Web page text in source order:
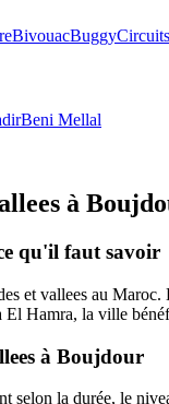
BivouacBuggy
Beni Mellal
à
qu'il faut savoir
et vallees au
Hamra, la ville
à Boujdour
selon la durée, le